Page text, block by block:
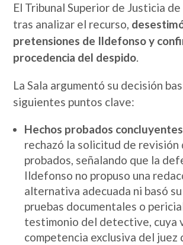
El Tribunal Superior de Justicia
tras analizar el recurso,
pretensiones de Ildefonso y
procedencia del despido.
La Sala argumentó su decisión
siguientes puntos clave:
Hechos probados
rechazó la solicitud de revisión
probados, señalando que la
Ildefonso no propuso una
alternativa adecuada ni basó
pruebas documentales o
testimonio del detective, cuya
competencia exclusiva del juez